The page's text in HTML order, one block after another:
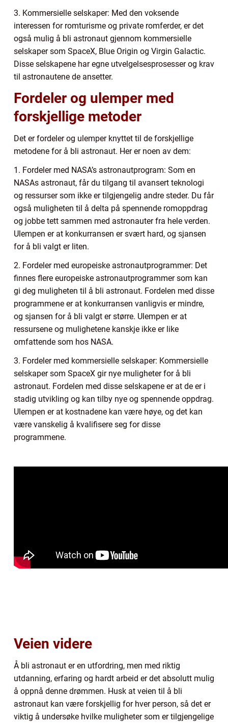
3. Kommersielle selskaper: Med den voksende
interessen for romturisme og private romferder, er det
også mulig å bli astronaut gjennom kommersielle
selskaper som SpaceX, Blue Origin og Virgin Galactic.
Disse selskapene har egne utvelgelsesprosesser og krav
til astronautene de ansetter.
Fordeler og ulemper med
forskjellige metoder
Det er fordeler og ulemper knyttet til de forskjellige
metodene for å bli astronaut. Her er noen av dem:
1. Fordeler med NASA’s astronautprogram: Som en
NASAs astronaut, får du tilgang til avansert teknologi
og ressurser som ikke er tilgjengelig andre steder. Du får
også muligheten til å delta på spennende romoppdrag
og jobbe tett sammen med astronauter fra hele verden.
Ulempen er at konkurransen er svært hard, og sjansen
for å bli valgt er liten.
2. Fordeler med europeiske astronautprogrammer: Det
finnes flere europeiske astronautprogrammer som kan
gi deg muligheten til å bli astronaut. Fordelen med disse
programmene er at konkurransen vanligvis er mindre,
og sjansen for å bli valgt er større. Ulempen er at
ressursene og mulighetene kanskje ikke er like
omfattende som hos NASA.
3. Fordeler med kommersielle selskaper: Kommersielle
selskaper som SpaceX gir nye muligheter for å bli
astronaut. Fordelen med disse selskapene er at de er i
stadig utvikling og kan tilby nye og spennende oppdrag.
Ulempen er at kostnadene kan være høye, og det kan
være vanskelig å kvalifisere seg for disse
programmene.
Veien videre
Å bli astronaut er en utfordring, men med riktig
utdanning, erfaring og hardt arbeid er det absolutt mulig
å oppnå denne drømmen. Husk at veien til å bli
astronaut kan være forskjellig for hver person, så det er
viktig å undersøke hvilke muligheter som er tilgjengelige